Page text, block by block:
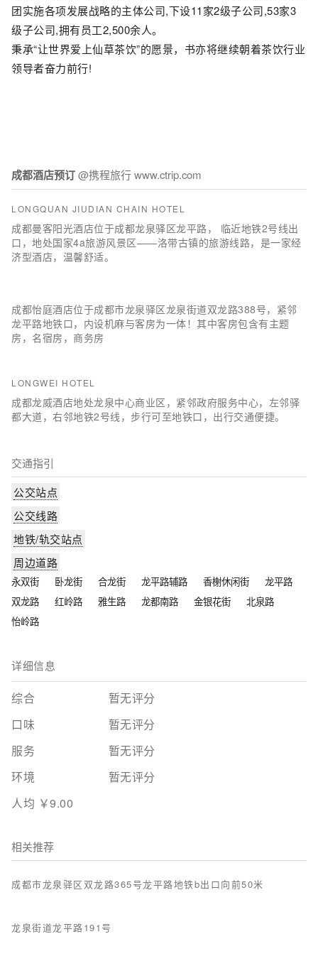
团实施各项发展战略的主体公司,下设11家2级子公司,53家3
级子公司,拥有员工2,500余人。
秉承“让世界爱上仙草茶饮”的愿景，书亦将继续朝着茶饮行业
领导者奋力前行!
成都酒店预订@携程旅行 www.ctrip.com
LONGQUAN JIUDIAN CHAIN HOTEL
成都曼客阳光酒店位于成都龙泉驿区龙平路， 临近地铁2号线出
口，地处国家4a旅游风景区——洛带古镇的旅游线路，是一家经
济型酒店，温馨舒适。
成都怡庭酒店位于成都市龙泉驿区龙泉街道双龙路388号，紧邻
龙平路地铁口，内设机麻与客房为一体！其中客房包含有主题
房，名宿房，商务房
LONGWEI HOTEL
成都龙威酒店地处龙泉中心商业区，紧邻政府服务中心，左邻驿
都大道，右邻地铁2号线，步行可至地铁口，出行交通便捷。
交通指引
公交站点
公交线路
地铁/轨交站点
周边道路
永双街 卧龙街 合龙街 龙平路辅路 香榭休闲街
龙平路
双龙路
红岭路 雅生路 龙都南路 金银花街
北泉路
怡岭路
详细信息
综合
暂无评分
口味
暂无评分
服务
暂无评分
环境
暂无评分
人均 ￥9.00
相关推荐
成都市龙泉驿区双龙路365号龙平路地铁b出口向前50米
龙泉街道龙平路191号